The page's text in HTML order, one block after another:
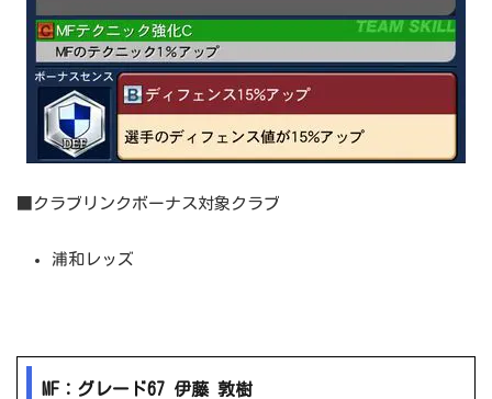
■クラブリンクボーナス対象クラブ
浦和レッズ
MF：グレード67 伊藤 敦樹